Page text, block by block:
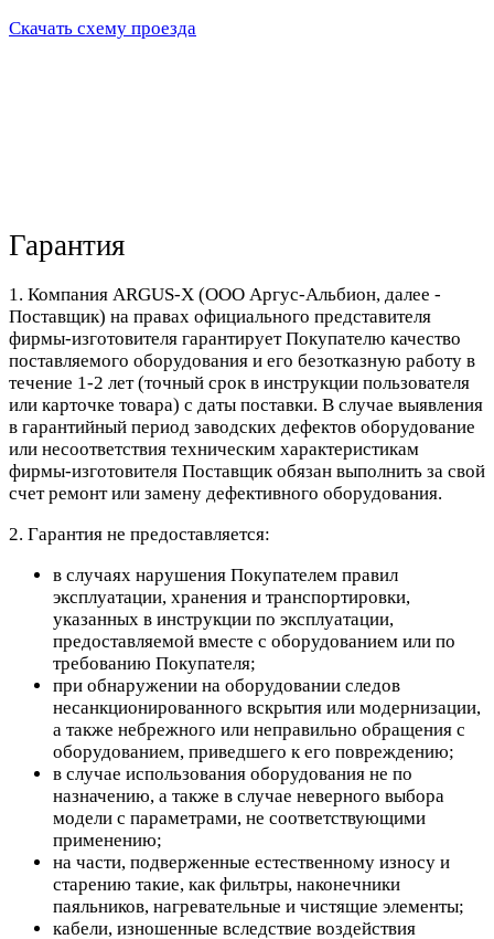
Скачать схему проезда
Гарантия
1. Компания ARGUS-X (ООО Аргус-Альбион, далее -
Поставщик) на правах официального представителя
фирмы-изготовителя гарантирует Покупателю качество
поставляемого оборудования и его безотказную работу в
течение 1-2 лет (точный срок в инструкции пользователя
или карточке товара) с даты поставки. В случае выявления
в гарантийный период заводских дефектов оборудование
или несоответствия техническим характеристикам
фирмы-изготовителя Поставщик обязан выполнить за свой
счет ремонт или замену дефективного оборудования.
2. Гарантия не предоставляется:
в случаях нарушения Покупателем правил
эксплуатации, хранения и транспортировки,
указанных в инструкции по эксплуатации,
предоставляемой вместе с оборудованием или по
требованию Покупателя;
при обнаружении на оборудовании следов
несанкционированного вскрытия или модернизации,
а также небрежного или неправильно обращения с
оборудованием, приведшего к его повреждению;
в случае использования оборудования не по
назначению, а также в случае неверного выбора
модели с параметрами, не соответствующими
применению;
на части, подверженные естественному износу и
старению такие, как фильтры, наконечники
паяльников, нагревательные и чистящие элементы;
кабели, изношенные вследствие воздействия